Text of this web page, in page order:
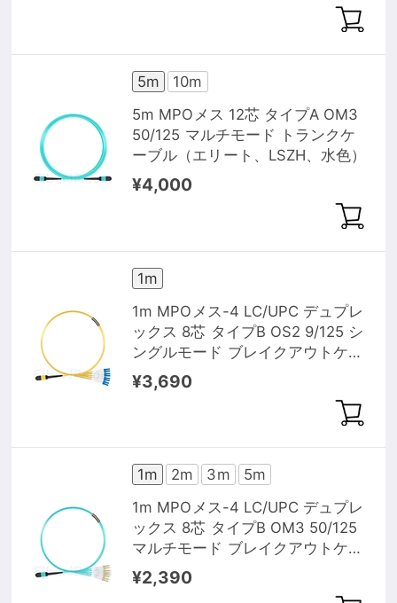
5m
10m
5m MPOメス 12芯 タイプA OM3
50/125 マルチモード トランクケ
ーブル（エリート、LSZH、水色）
¥4,000
1m
1m MPOメス-4 LC/UPC デュプレ
ックス 8芯 タイプB OS2 9/125 シ
ングルモード ブレイクアウトケー
ブル（エリート、LSZH、黄色）
¥3,690
1m 2m 3m
5m
1m MPOメス-4 LC/UPC デュプレ
ックス 8芯 タイプB OM3 50/125
マルチモード ブレイクアウトケー
ブル（エリート、LSZH、水色）
¥2,390